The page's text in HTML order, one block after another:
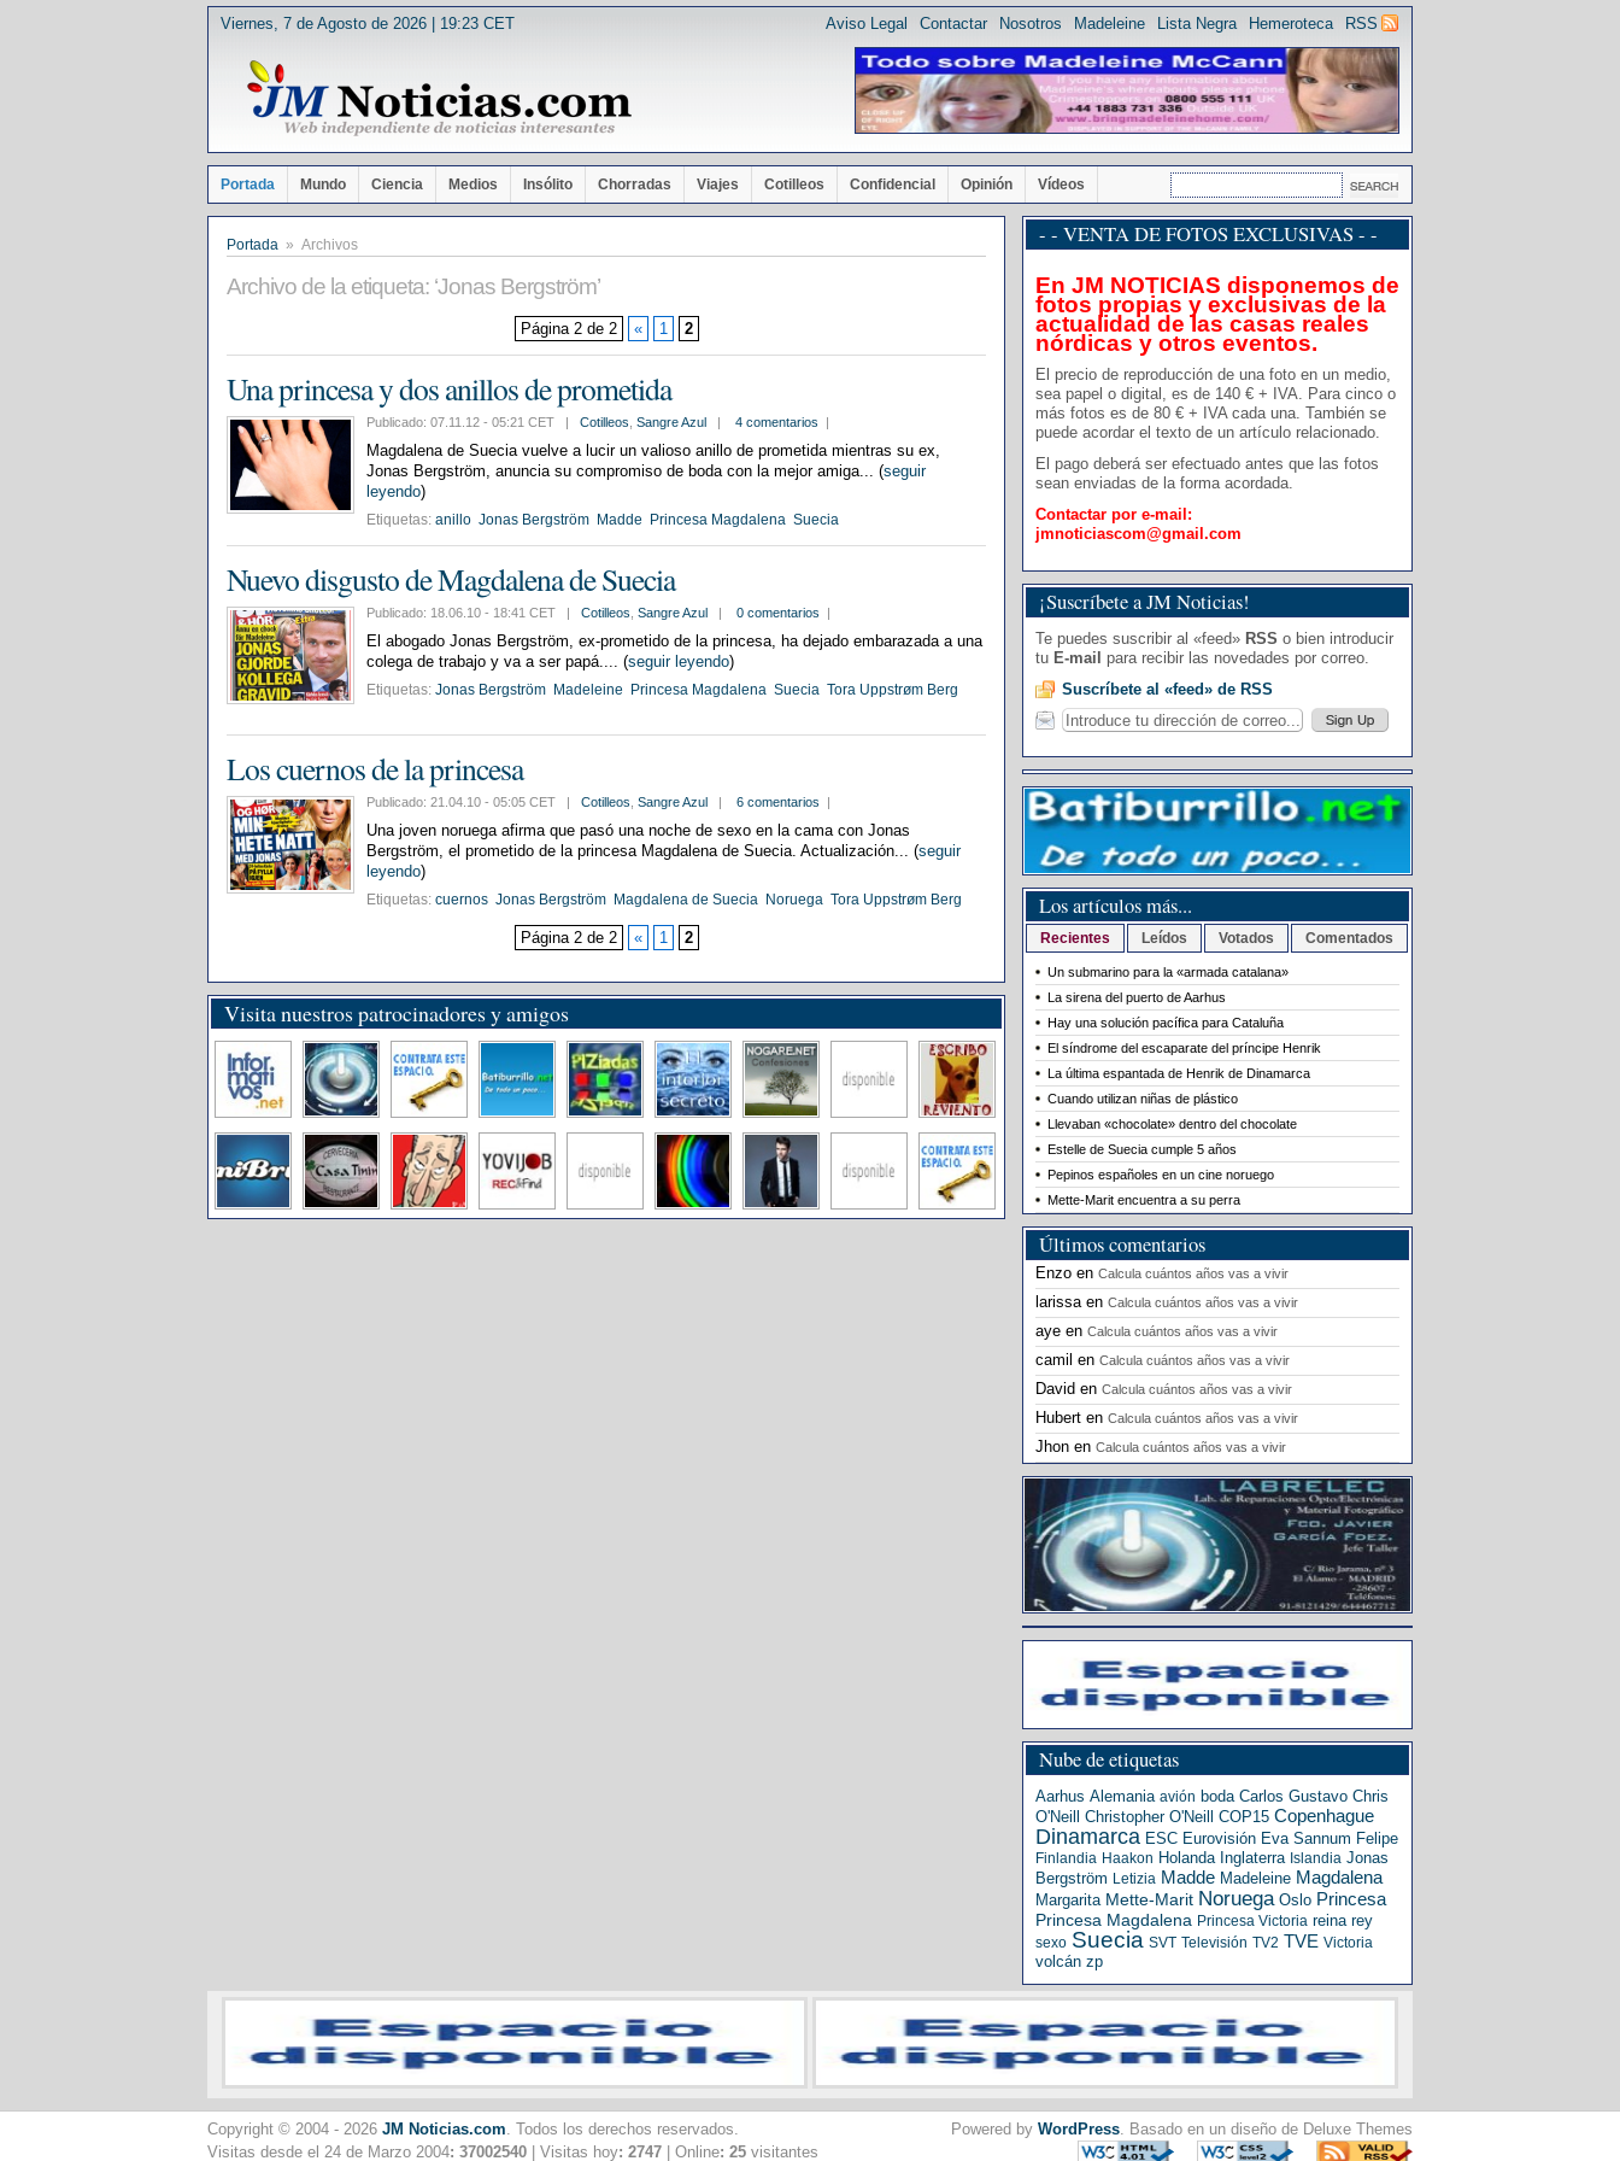
Viernes, 7 de Agosto de 2026 | 19:23 CET RSS
Hemeroteca
Lista Negra
Madeleine
Nosotros
Contactar
Aviso Legal
Portada Mundo Ciencia Medios Insólito Chorradas Viajes Cotilleos Confidencial Opinión Vídeos
Portada » Archivos
Archivo de la etiqueta: ‘Jonas Bergström’
Página 2 de 2 « 1 2
Una princesa y dos anillos de prometida
Publicado: 07.11.12 - 05:21 CET | Cotilleos Sangre Azul | 4 comentarios |
Magdalena de Suecia vuelve a lucir un valioso anillo de prometida mientras su ex,
Jonas Bergström, anuncia su compromiso de boda con la mejor amiga... (seguir
leyendo)
Etiquetas: anillo Jonas Bergström Madde Princesa Magdalena Suecia
Nuevo disgusto de Magdalena de Suecia
Publicado: 18.06.10 - 18:41 CET | Cotilleos Sangre Azul | 0 comentarios |
El abogado Jonas Bergström, ex-prometido de la princesa, ha dejado embarazada a una
colega de trabajo y va a ser papá.... (seguir leyendo)
Etiquetas: Jonas Bergström Madeleine Princesa Magdalena Suecia Tora Uppstrøm Berg
Los cuernos de la princesa
Publicado: 21.04.10 - 05:05 CET | Cotilleos Sangre Azul | 6 comentarios |
Una joven noruega afirma que pasó una noche de sexo en la cama con Jonas
Bergström, el prometido de la princesa Magdalena de Suecia. Actualización... (seguir
leyendo)
Etiquetas: cuernos Jonas Bergström Magdalena de Suecia Noruega Tora Uppstrøm Berg
Página 2 de 2 « 1 2
Visita nuestros patrocinadores y amigos
- - VENTA DE FOTOS EXCLUSIVAS - -
En JM NOTICIAS disponemos de
fotos propias y exclusivas de la
actualidad de las casas reales
nórdicas y otros eventos.
El precio de reproducción de una foto en un medio,
sea papel o digital, es de 140 € + IVA. Para cinco o
más fotos es de 80 € + IVA cada una. También se
puede acordar el texto de un artículo relacionado.
El pago deberá ser efectuado antes que las fotos
sean enviadas de la forma acordada.
Contactar por e-mail:
jmnoticiascom@gmail.com
¡Suscríbete a JM Noticias!
Te puedes suscribir al «feed» RSS o bien introducir
tu E-mail para recibir las novedades por correo.
Suscríbete al «feed» de RSS
Los artículos más...
Recientes Leídos Votados Comentados
Un submarino para la «armada catalana»
La sirena del puerto de Aarhus
Hay una solución pacífica para Cataluña
El síndrome del escaparate del príncipe Henrik
La última espantada de Henrik de Dinamarca
Cuando utilizan niñas de plástico
Llevaban «chocolate» dentro del chocolate
Estelle de Suecia cumple 5 años
Pepinos españoles en un cine noruego
Mette-Marit encuentra a su perra
Últimos comentarios
Enzo en Calcula cuántos años vas a vivir
larissaen Calcula cuántos años vas a vivir
aye en Calcula cuántos años vas a vivir
camil en Calcula cuántos años vas a vivir
David en Calcula cuántos años vas a vivir
Hubert en Calcula cuántos años vas a vivir
Jhon en Calcula cuántos años vas a vivir
Nube de etiquetas
Aarhus Alemania avión boda Carlos Gustavo Chris
O'Neill
Christopher O'Neill COP15 Copenhague
Dinamarca ESC Eurovisión Eva Sannum Felipe
Finlandia Haakon Holanda Inglaterra Islandia Jonas
Bergström Letizia Madde Madeleine Magdalena
Margarita Mette-Marit Noruega Oslo Princesa
Princesa Magdalena Princesa Victoria reina rey
sexo Suecia SVT Televisión TV2 TVE Victoria
volcán zp
Copyright © 2004 - 2026 JM Noticias.com. Todos los derechos reservados.
Visitas desde el 24 de Marzo 2004: 37002540 | Visitas hoy: 2747 | Online: 25 visitantes
Powered by WordPress. Basado en un diseño de Deluxe Themes